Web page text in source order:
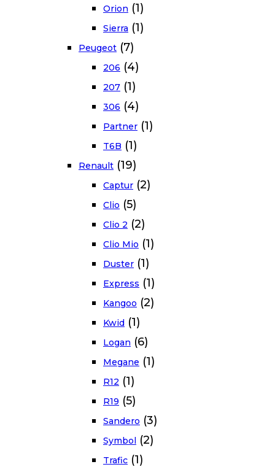
Orion (1)
Sierra (1)
Peugeot (7)
206 (4)
207 (1)
306 (4)
Partner (1)
T6B (1)
Renault (19)
Captur (2)
Clio (5)
Clio 2 (2)
Clio Mio (1)
Duster (1)
Express (1)
Kangoo (2)
Kwid (1)
Logan (6)
Megane (1)
R12 (1)
R19 (5)
Sandero (3)
Symbol (2)
Trafic (1)